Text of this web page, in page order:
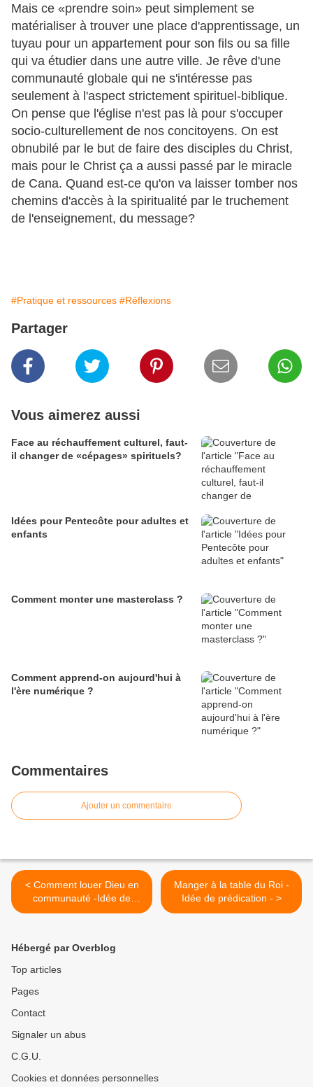
Mais ce «prendre soin» peut simplement se
matérialiser à trouver une place d'apprentissage, un
tuyau pour un appartement pour son fils ou sa fille
qui va étudier dans une autre ville. Je rêve d'une
communauté globale qui ne s'intéresse pas
seulement à l'aspect strictement spirituel-biblique.
On pense que l'église n'est pas là pour s'occuper
socio-culturellement de nos concitoyens. On est
obnubilé par le but de faire des disciples du Christ,
mais pour le Christ ça a aussi passé par le miracle
de Cana. Quand est-ce qu'on va laisser tomber nos
chemins d'accès à la spiritualité par le truchement
de l'enseignement, du message?
#Pratique et ressources #Réflexions
Partager
Vous aimerez aussi
Face au réchauffement culturel, faut-
il changer de «cépages» spirituels?
Idées pour Pentecôte pour adultes et
enfants
Comment monter une masterclass ?
Comment apprend-on aujourd'hui à
l'ère numérique ?
Commentaires
Ajouter un commentaire
< Comment louer Dieu en
communauté -Idée de
prédication -
Manger à la table du Roi -
Idée de prédication - >
Hébergé par Overblog
Top articles
Pages
Contact
Signaler un abus
C.G.U.
Cookies et données personnelles